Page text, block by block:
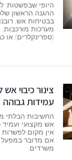
היופי שבפשטות:
ההגנה הראשון
בבטיחות אש,
מערכות
(ספרינקלרים) או
צינור כיבוי
עמידות גבוהה
החשיבות הבלתי
אש מקצועי
אין מקום לפשרות
אם מדובר במפעל
משרדים